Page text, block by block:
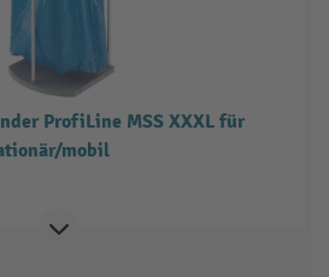
ProfiLine MSS XXXL für
mobil